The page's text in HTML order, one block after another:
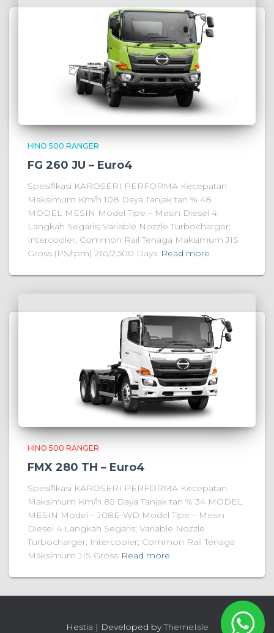
HINO 500 RANGER
FG 260 JU – Euro4
Spesifikasi KAROSERI PERFORMA Kecepatan
Maksimum Km/h 108 Daya Tanjak tan % 48
MODEL MESIN Model Tipe – Mesin Diesel 4
Langkah Segaris; Variable Nozzle Turbocharger;
Intercooler; Common Rail Tenaga Maksimum JIS
Gross (PS/rpm) 265/2.500 Daya Read more
HINO 500 RANGER
FMX 280 TH – Euro4
Spesifikasi KAROSERI PERFORMA Kecepatan
Maksimum Km/h 85 Daya Tanjak tan % 34 MODEL
MESIN Model – J08E-WD Model Tipe – Mesin
Diesel 4 Langkah Segaris; Variable Nozzle
Turbocharger; Intercooler; Common Rail Tenaga
Maksimum JIS Gross Read more
Hestia | Developed byThemeIsle